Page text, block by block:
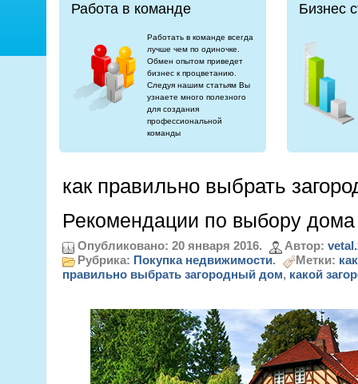
Работа в команде
Работать в команде всегда
лучше чем по одиночке.
Обмен опытом приведет
бизнес к процветанию.
Следуя нашим статьям Вы
узнаете много полезного
для создания
профессиональной
команды
Бизнес
как правильно выбрать
Рекомендации по выбору дома
Опубликовано: 20 января 2016. Автор:
Рубрика: Покупка недвижимости. Метки:
правильно выбрать загородный дом, какой